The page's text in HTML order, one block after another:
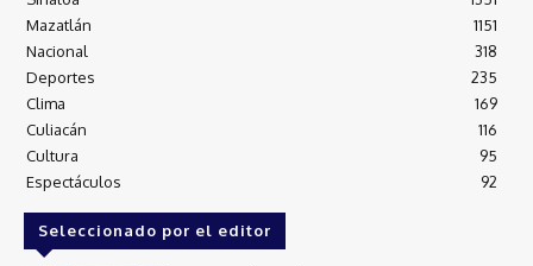
Mazatlán
1151
Nacional
318
Deportes
235
Clima
169
Culiacán
116
Cultura
95
Espectáculos
92
Seleccionado por el editor